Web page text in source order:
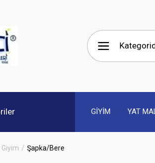
GİYİM YAT
Şapka/Bere